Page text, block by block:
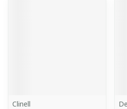
Clinell